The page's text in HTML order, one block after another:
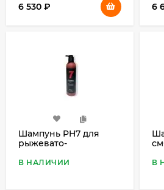
6 530 ₽ 6
Шампунь PH7 для
рыжевато-
в 1, 460 мл
В НАЛИЧИИ В